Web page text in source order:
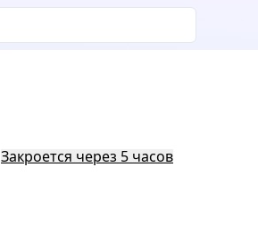
Закроется через 5 часов